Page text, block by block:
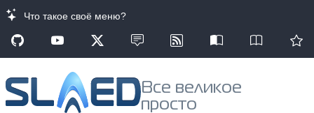
Что такое своё меню?
Все великое
просто